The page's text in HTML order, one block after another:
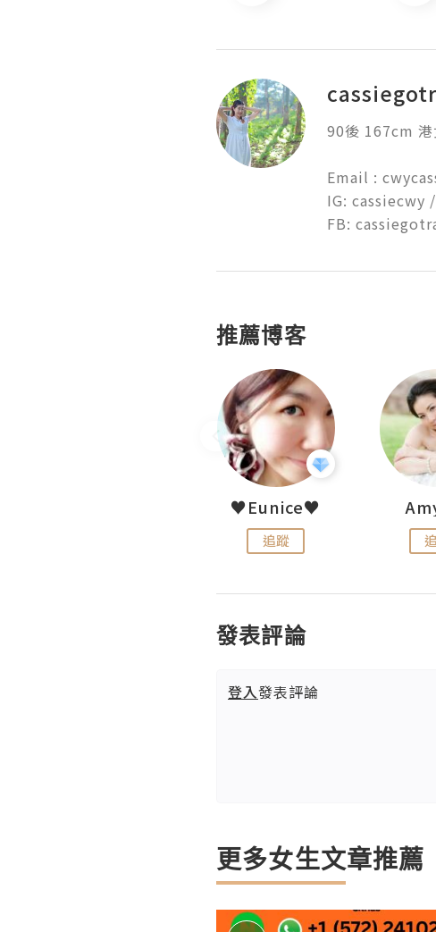
90後 167cm
Email :
IG: cassiecwy
FB:
推薦博客
♥Eunice♥
追蹤
發表評論
登入發表評論
更多女生文章推薦